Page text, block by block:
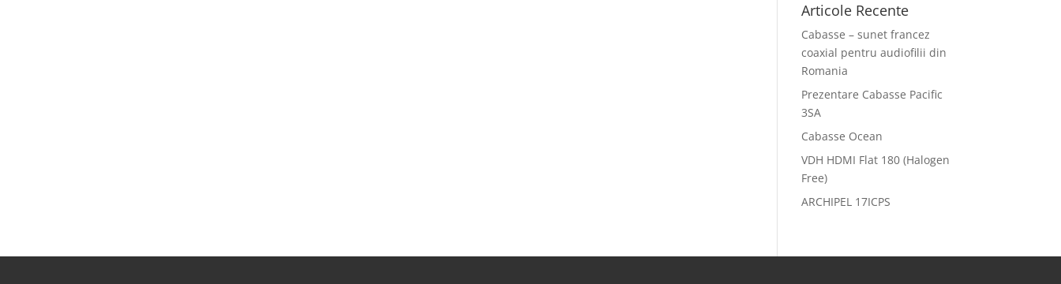
Articole Recente
Cabasse – sunet francez
coaxial pentru audiofilii din
Romania
Prezentare Cabasse Pacific
3SA
Cabasse Ocean
VDH HDMI Flat 180 (Halogen
Free)
ARCHIPEL 17ICPS